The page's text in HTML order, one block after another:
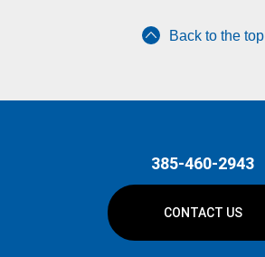
Back to the top
385-460-2943
CONTACT US